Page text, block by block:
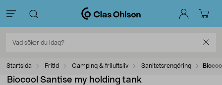
Startsida Fritid Camping & friluftsliv Sanitetsrengöring
Biocool Santise my holding tank